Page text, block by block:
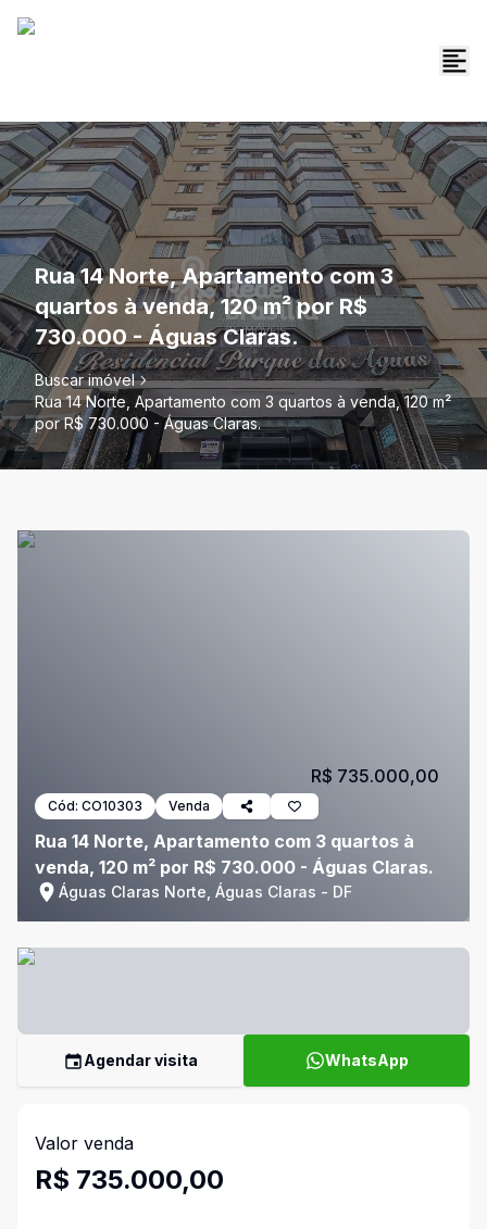
Rua 14 Norte, Apartamento com 3
quartos à venda, 120 m² por R$
730.000 - Águas Claras.
Buscar imóvel
Rua 14 Norte, Apartamento com 3 quartos à venda, 120 m²
por R$ 730.000 - Águas Claras.
Cód: CO10303 Venda
Rua 14 Norte, Apartamento com 3 quartos à
venda, 120 m² por R$ 730.000 - Águas Claras.
Águas Claras Norte, Águas Claras - DF
R$ 735.000,00
Agendar visita WhatsApp
Valor venda
R$ 735.000,00